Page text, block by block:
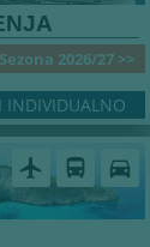
Sezona 2026/27 >>
INDIVIDUALNO
airplanemode_active directions_bus directions_car